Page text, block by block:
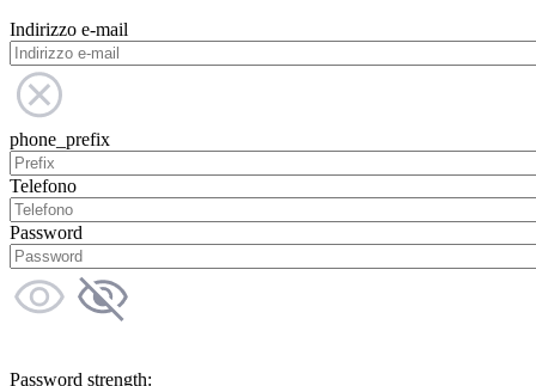
Indirizzo e-mail
phone_prefix
Telefono
Password
Password strength: